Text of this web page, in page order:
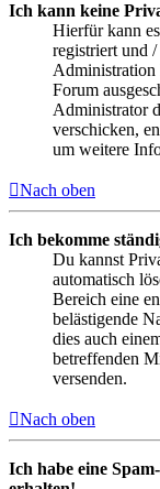
Ich kann keine
Hierfür kann
registriert und
Administration
Forum
Administrator
verschicken,
um weitere
Nach oben
Ich bekomme
Du kannst
automatisch
Bereich eine
belästigende
dies auch
betreffenden
versenden.
Nach oben
Ich habe eine